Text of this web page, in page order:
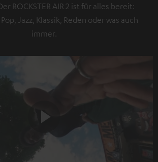
ROCKSTER AIR 2 ist für alles bereit:
Jazz, Klassik, Reden oder was auch
immer.